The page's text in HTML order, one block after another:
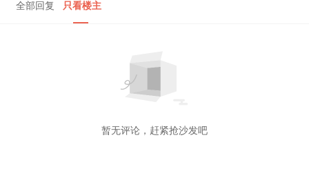
全部回复 只看楼主
暂无评论，赶紧抢沙发吧